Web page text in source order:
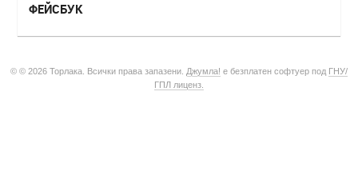
ФЕЙСБУК
© © 2026 Торлака. Всички права запазени. Джумла! е безплатен софтуер под ГНУ/
ГПЛ лиценз.